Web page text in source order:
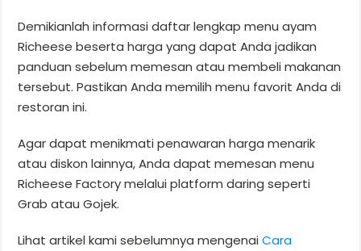
Demikianlah informasi daftar lengkap menu ayam
Richeese beserta harga yang dapat Anda jadikan
panduan sebelum memesan atau membeli makanan
tersebut. Pastikan Anda memilih menu favorit Anda di
restoran ini.
Agar dapat menikmati penawaran harga menarik
atau diskon lainnya, Anda dapat memesan menu
Richeese Factory melalui platform daring seperti
Grab atau Gojek.
Lihat artikel kami sebelumnya mengenaiCara